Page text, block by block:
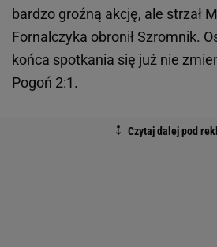
bardzo groźną akcję, ale strzał
Fornalczyka obronił Szromnik.
końca spotkania się już nie
Pogoń 2:1.